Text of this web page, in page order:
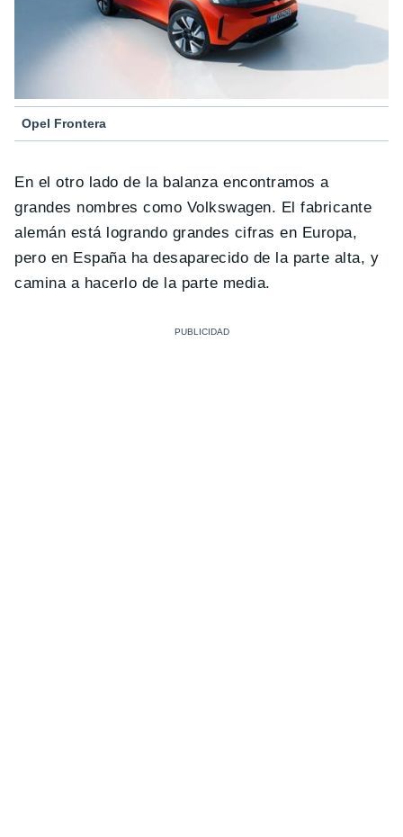
Opel Frontera
En el otro lado de la balanza encontramos a
grandes nombres como Volkswagen. El fabricante
alemán está logrando grandes cifras en Europa,
pero en España ha desaparecido de la parte alta, y
camina a hacerlo de la parte media.